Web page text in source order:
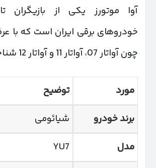
آوا موتورز یکی از بازیگران
خودروهای برقی ایران است که با
چون آواتار 07، آواتار 11 و آواتار 12 شناخته می‌شود.
مورد
توضیح
برند خودرو
شیائومی
مدل
YU7